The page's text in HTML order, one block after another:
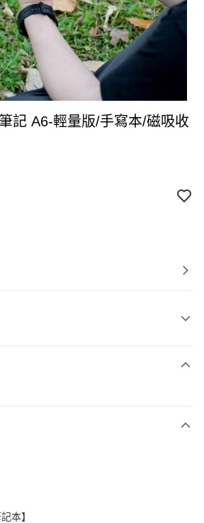
記 A6-輕量版/手寫本/磁吸收
本】